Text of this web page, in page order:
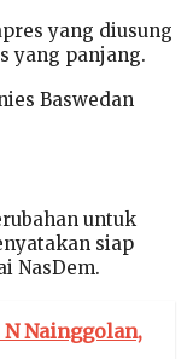
yang diusung
yang panjang.
Baswedan
untuk
siap
NasDem.
Nainggolan,